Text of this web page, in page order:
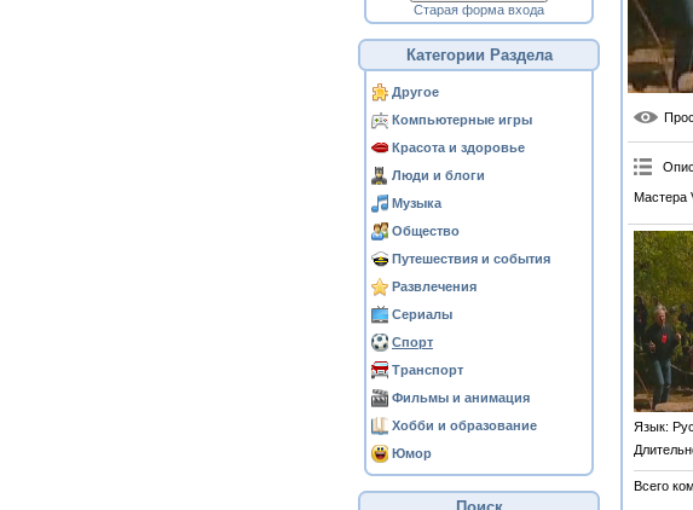
Старая форма входа
Категории Раздела
Другое
Компьютерные игры
Красота и здоровье
Люди и блоги
Музыка
Общество
Путешествия и события
Развлечения
Сериалы
Спорт
Транспорт
Фильмы и анимация
Хобби и образование
Юмор
Мастера
Язык:
Всего